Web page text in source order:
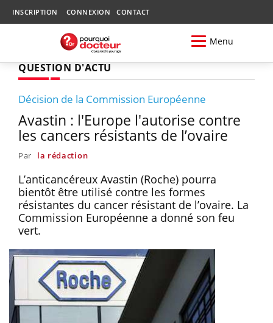
INSCRIPTION CONNEXION CONTACT
Menu
QUESTION D'ACTU
Décision de la Commission Européenne
Avastin : l'Europe l'autorise contre
les cancers résistants de l’ovaire
Par la rédaction
L’anticancéreux Avastin (Roche) pourra
bientôt être utilisé contre les formes
résistantes du cancer résistant de l’ovaire. La
Commission Européenne a donné son feu
vert.